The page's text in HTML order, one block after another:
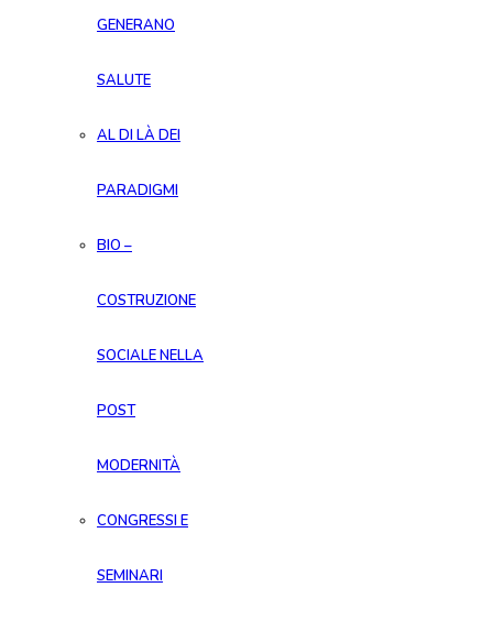
GENERANO
SALUTE
AL DI LÀ DEI
PARADIGMI
BIO –
COSTRUZIONE
SOCIALE NELLA
POST
MODERNITÀ
CONGRESSI E
SEMINARI